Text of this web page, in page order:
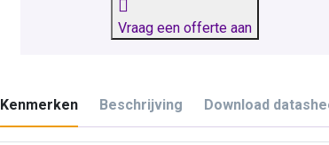
Vraag een offerte aan
Kenmerken Beschrijving Download